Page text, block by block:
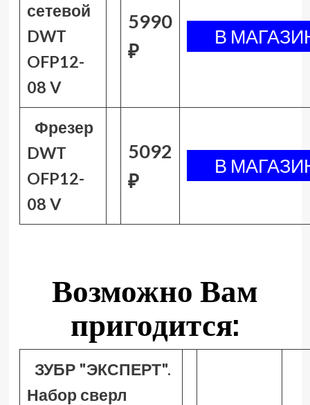
сетевой
DWT
OFP12-
08 V
5990
₽
Фрезер
DWT
OFP12-
08 V
5092
₽
Возможно Вам
пригодится:
ЗУБР "ЭКСПЕРТ".
Набор сверл